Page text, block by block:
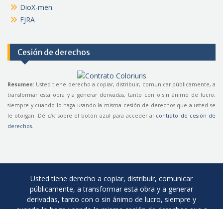
DioX-men
FJRA
Cesión de derechos
Resumen: Usted tiene derecho a copiar, distribuir, comunicar públicamente, a
transformar esta obra y a generar derivadas, tanto con o sin ánimo de lucro,
siempre y cuando lo haga usando la misma cesión de derechos que a usted se
le otorgan. Dé clicsobre el botón azul para acceder al contrato de cesión de
derechos
Usted tiene derecho a copiar, distribuir, comunicar
públicamente, a transformar esta obra y a generar
derivadas, tanto con o sin ánimo de lucro, siempre y